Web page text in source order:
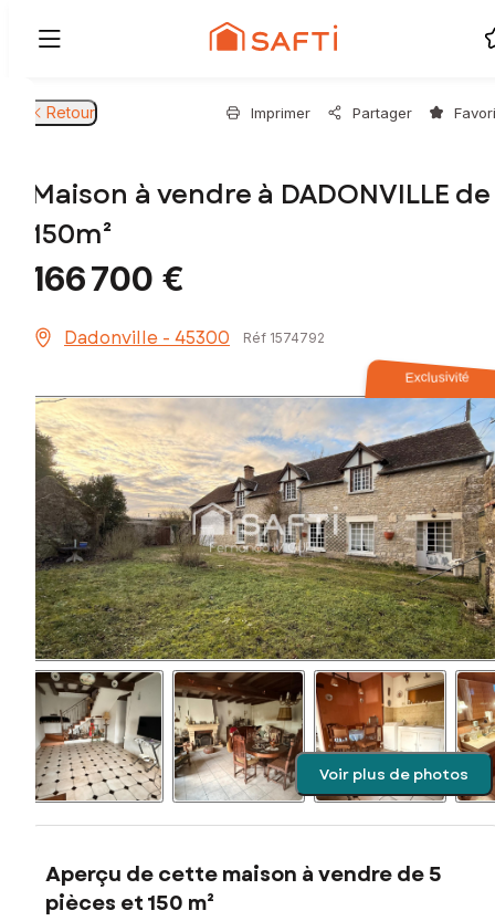
Retour Imprimer Partager
Maison à vendre à DADONVILLE de
150m²
166 700 €
Dadonville - 45300 Réf 1574792
Exclusivité
Voir plus de photos
Aperçu de cette maison à vendre de 5
pièces et 150 m²